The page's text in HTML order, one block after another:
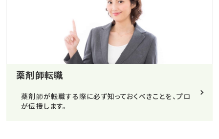
薬剤師転職
薬剤師が転職する際に必ず知っておくべきことを、プロ
が伝授します。